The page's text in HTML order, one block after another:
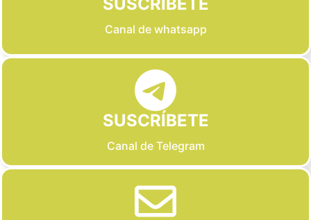
Canal de whatsapp
SUSCRÍBETE
Canal de Telegram